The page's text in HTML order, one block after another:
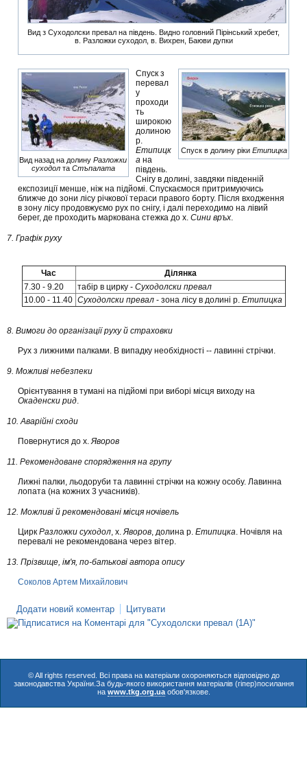
Вид з Суходолски превал на південь. Видно головний Пірінський хребет,
в. Разложки суходол, в. Вихрен, Баюви дупки
Вид назад на долинуРазложки
суходолта Стъпалата
Спуск в долину ріки Етипицка
Спуск з
перевал
у
проходи
ть
широкою
долиною
р.
Етипицк
ана
південь.
Снігу в долині, завдяки південній
експозиції менше, ніж на підйомі. Спускаємося притримуючись
ближче до зони лісу річкової тераси правого борту. Після входження
в зону лісу продовжуємо рух по снігу, і далі переходимо на лівий
берег, де проходить маркована стежка до х. Сини връх.
7. Графік руху
Час
Ділянка
7.30 - 9.20
табір в цирку -Суходолски превал
10.00 - 11.40 Суходолски превал - зона лісу в долині р.Етипицка
8. Вимоги до організації руху й страховки
Рух з лижними палками. В випадку необхідності -- лавинні стрічки.
9. Можливі небезпеки
Орієнтування в тумані на підйомі при виборі місця виходу на
Окаденски рид.
10. Аварійні сходи
Повернутися до х.Яворов
11. Рекомендоване спорядження на групу
Лижні палки, льодоруби та лавинні стрічки на кожну особу. Лавинна
лопата (на кожних 3 учасників).
12. Можливі й рекомендовані місця ночівель
Цирк Разложки суходол, х.Яворов, долина р. Етипицка. Ночівля на
перевалі не рекомендована через вітер.
13. Прізвище, ім'я, по-батькові автора опису
Соколов Артем Михайлович
Додати новий коментар Цитувати
© All rights reserved. Всі права на матеріали охороняються відповідно до
законодавства України.За будь-якого використання матеріалів (гіпер)посилання
на www.tkg.org.uaобов'язкове.